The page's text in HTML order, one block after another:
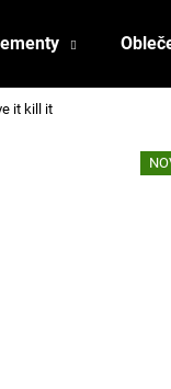
it kill it